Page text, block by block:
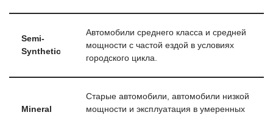
Semi-
Synthetic
Автомобили среднего класса и средней
мощности с частой ездой в условиях
городского цикла.
Mineral
Старые автомобили, автомобили низкой
мощности и эксплуатация в умеренных